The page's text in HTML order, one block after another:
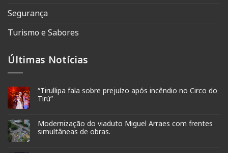
Segurança
Turismo e Sabores
Últimas Notícias
“Tirullipa fala sobre prejuízo após incêndio no Circo do
Tirú”
Modernização do viaduto Miguel Arraes com frentes
simultâneas de obras.